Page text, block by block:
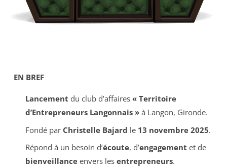
EN BREF
Lancement du club d’affaires « Territoire
d’Entrepreneurs Langonnais »à Langon, Gironde.
Fondé par Christelle Bajard le 13 novembre 2025.
Répond à un besoin d’écoute, d’engagement et de
bienveillanceenvers les entrepreneurs.